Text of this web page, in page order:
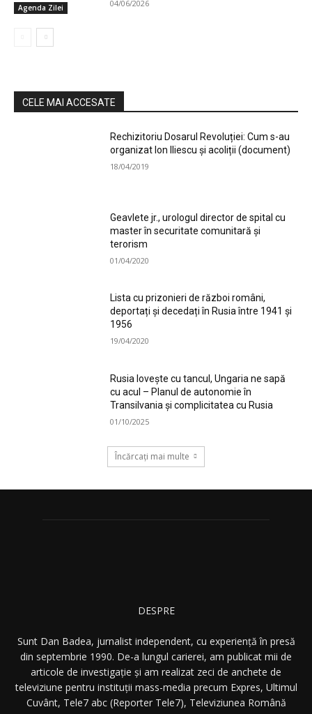
Agenda Zilei 04/06/2026
CELE MAI ACCESATE
Rechizitoriu Dosarul Revoluției: Cum s-au
organizat Ion Iliescu și acoliții (document)
18/04/2019
Geavlete jr., urologul director de spital cu
master în securitate comunitară și
terorism
01/04/2020
Lista cu prizonieri de război români,
deportați și decedați în Rusia între 1941 și
1956
19/04/2020
Rusia lovește cu tancul, Ungaria ne sapă
cu acul – Planul de autonomie în
Transilvania și complicitatea cu Rusia
01/10/2025
Încărcați mai multe
DESPRE
Sunt Dan Badea, jurnalist independent, cu experiență în presă
din septembrie 1990. De-a lungul carierei, am publicat mii de
articole de investigație și am realizat zeci de anchete de
televiziune pentru instituții mass-media precum Expres, Ultimul
Cuvânt, Tele7 abc (Reporter Tele7), Televiziunea Română